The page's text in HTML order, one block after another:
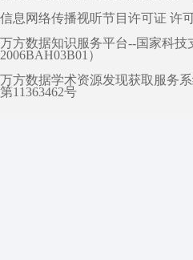
信息网络传播视听节目许可证 许
万方数据知识服务平台--国家科技
2006BAH03B01）
万方数据学术资源发现获取服务
第11363462号